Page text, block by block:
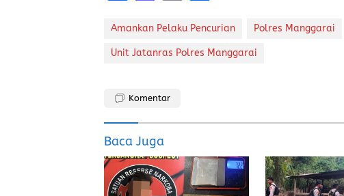
ce
b
o
k
st
o
o
n
ai
l
a
re
Amankan Pelaku Pencurian Polres Manggarai
Unit Jatanras Polres Manggarai
Komentar
Baca Juga